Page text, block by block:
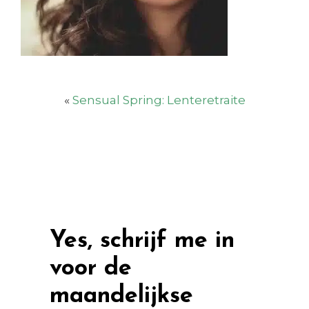
« Sensual Spring: Lenteretraite
Yes, schrijf me in
voor de
maandelijkse